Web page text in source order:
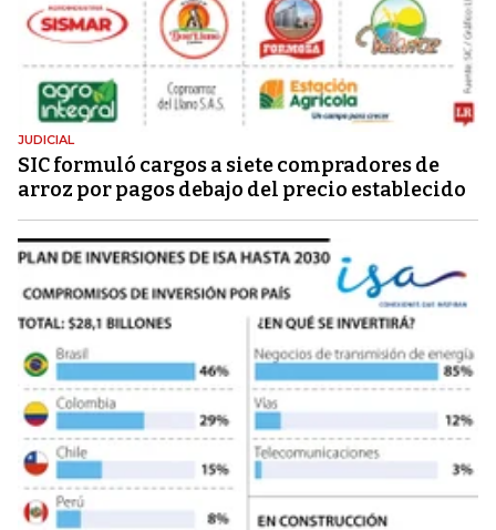
JUDICIAL
SIC formuló cargos a siete compradores de
arroz por pagos debajo del precio establecido